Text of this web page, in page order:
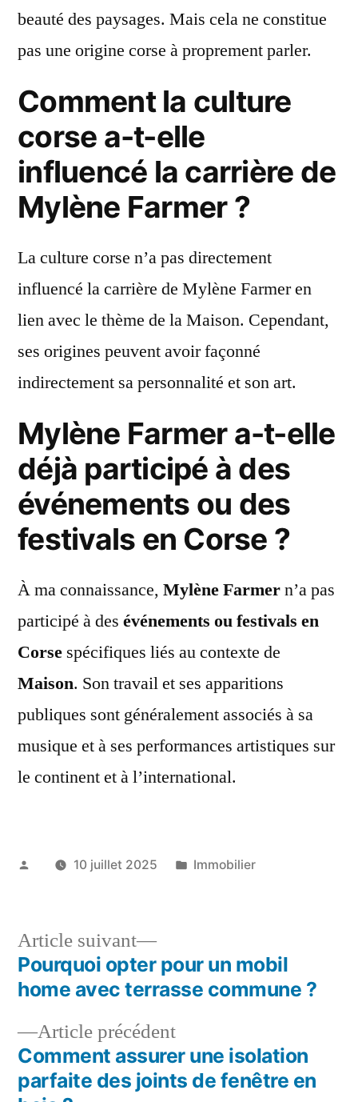
beauté des paysages. Mais cela ne constitue
pas une origine corse à proprement parler.
Comment la culture
corse a-t-elle
influencé la carrière de
Mylène Farmer ?
La culture corse n’a pas directement
influencé la carrière de Mylène Farmer en
lien avec le thème de la Maison. Cependant,
ses origines peuvent avoir façonné
indirectement sa personnalité et son art.
Mylène Farmer a-t-elle
déjà participé à des
événements ou des
festivals en Corse ?
À ma connaissance, Mylène Farmern’a pas
participé à des événements ou festivals en
Corse spécifiques liés au contexte de
Maison. Son travail et ses apparitions
publiques sont généralement associés à sa
musique et à ses performances artistiques sur
le continent et à l’international.
Publié 10 juillet 2025
Publié
Immobilier
Navigation
l’article
Article précédentArticle
précédent :
Comment assurer une isolation
parfaite des joints de fenêtre en
Article suivant
Article
suivant :
Pourquoi opter pour un mobil
home avec terrasse commune ?